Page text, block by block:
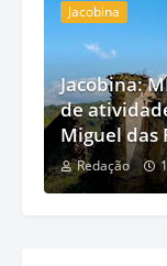
Jacobina
Jacobina:
de
Miguel das
Redação